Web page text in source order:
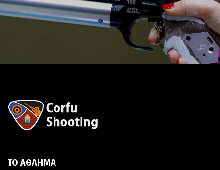
ΤΟ ΑΘΛΗΜΑ